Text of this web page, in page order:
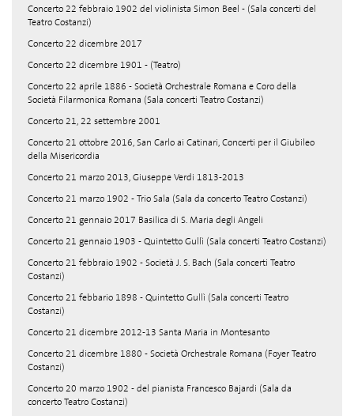
Concerto 22 febbraio 1902 del violinista Simon Beel - (Sala concerti del
Teatro Costanzi)
Concerto 22 dicembre 2017
Concerto 22 dicembre 1901 - (Teatro)
Concerto 22 aprile 1886 - Società Orchestrale Romana e Coro della
Società Filarmonica Romana (Sala concerti Teatro Costanzi)
Concerto 21, 22 settembre 2001
Concerto 21 ottobre 2016, San Carlo ai Catinari, Concerti per il Giubileo
della Misericordia
Concerto 21 marzo 2013, Giuseppe Verdi 1813-2013
Concerto 21 marzo 1902 - Trio Sala (Sala da concerto Teatro Costanzi)
Concerto 21 gennaio 2017 Basilica di S. Maria degli Angeli
Concerto 21 gennaio 1903 - Quintetto Gullì (Sala concerti Teatro Costanzi)
Concerto 21 febbraio 1902 - Società J. S. Bach (Sala concerti Teatro
Costanzi)
Concerto 21 febbario 1898 - Quintetto Gullì (Sala concerti Teatro
Costanzi)
Concerto 21 dicembre 2012-13 Santa Maria in Montesanto
Concerto 21 dicembre 1880 - Società Orchestrale Romana (Foyer Teatro
Costanzi)
Concerto 20 marzo 1902 - del pianista Francesco Bajardi (Sala da
concerto Teatro Costanzi)